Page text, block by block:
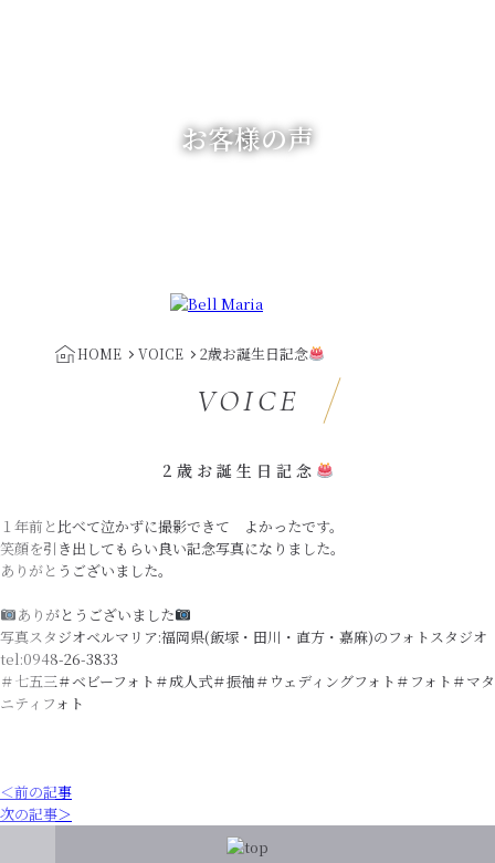
お客様の声
HOME VOICE 2歳お誕生日記念
VOICE
2歳お誕生日記念
１年前と比べて泣かずに撮影できて よかったです。
笑顔を引き出してもらい良い記念写真になりました。
ありがとうございました。
ありがとうございました
写真スタジオベルマリア:福岡県(飯塚・田川・直方・嘉麻)のフォトスタジオ
tel:0948-26-3833
＃七五三＃ベビーフォト＃成人式＃振袖＃ウェディングフォト＃フォト＃マタ
ニティフォト
＜前の記事
次の記事＞